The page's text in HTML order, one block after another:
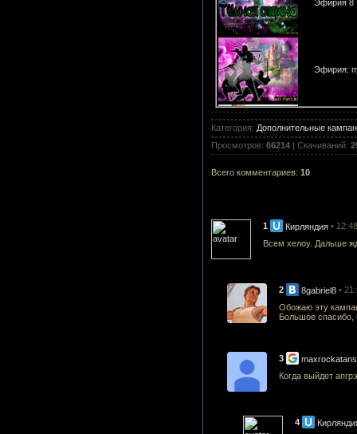
Эфирия 8
Эфирия:
Душа
Категория: Дополнительные
Просмотров: 66214 | Скачиваний:
Всего комментариев: 10
1 Кирляндия •
Всем хелоу. Дальше
2 8gabriel8 •
Обожаю эту
Большое спасибо,
3
Когда выйдет
4